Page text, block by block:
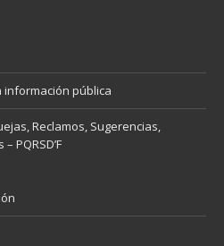
información pública
Reclamos, Sugerencias,
PQRSD’F